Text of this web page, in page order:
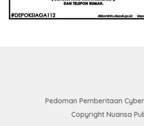
Pedoman Pemberitaan Cyber
Copyright Nuansa